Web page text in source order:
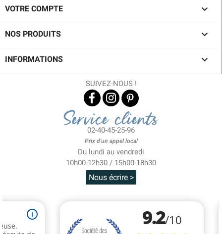
VOTRE COMPTE 
NOS PRODUITS 
INFORMATIONS 
SUIVEZ-NOUS !
Service clients
02-40-45-25-96
Prix d'un appel local
Du lundi au vendredi
10h00-12h30 / 15h00-18h30
Nous écrire >